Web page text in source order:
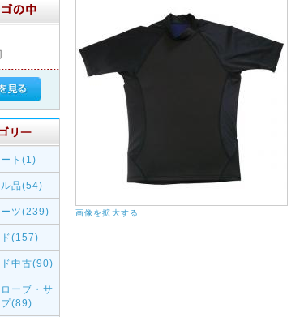
ト(1)
品(54)
ツ(239)
(157)
中古(90)
ーブ・サ
(89)
画像を拡大する